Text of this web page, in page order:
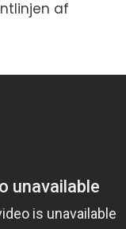
af